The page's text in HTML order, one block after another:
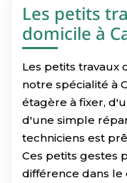
Les petits
domicile à
Les petits travaux
notre spécialité à
étagère à fixer,
d'une simple
techniciens est
Ces petits gestes
différence dans